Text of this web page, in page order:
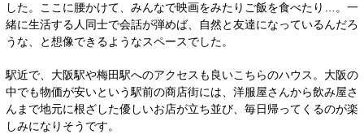
した。ここに腰かけて、みんなで映画をみたりご飯を食べたり…。一
緒に生活する人同士で会話が弾めば、自然と友達になっているんだろ
うな、と想像できるようなスペースでした。
駅近で、大阪駅や梅田駅へのアクセスも良いこちらのハウス。大阪の
中でも物価が安いという駅前の商店街には、洋服屋さんから飲み屋さ
んまで地元に根ざした優しいお店が立ち並び、毎日帰ってくるのが楽
しみになりそうです。